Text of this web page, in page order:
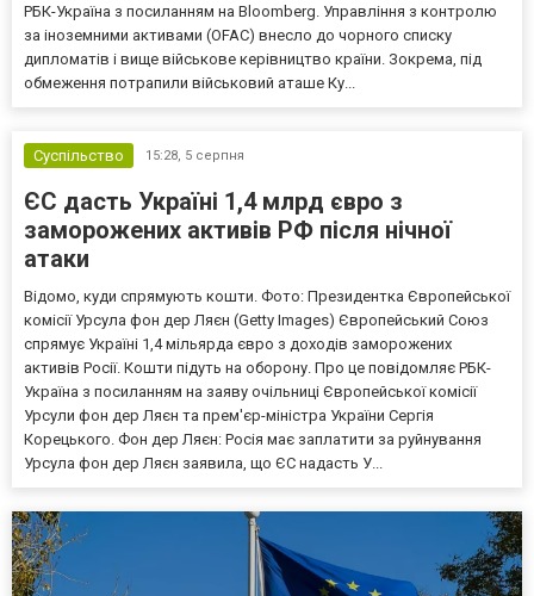
РБК-Україна з посиланням на Bloomberg. Управління з контролю
за іноземними активами (OFAC) внесло до чорного списку
дипломатів і вище військове керівництво країни. Зокрема, під
обмеження потрапили військовий аташе Ку...
Суспільство 15:28, 5 серпня
ЄС дасть Україні 1,4 млрд євро з
заморожених активів РФ після нічної
атаки
Відомо, куди спрямують кошти. Фото: Президентка Європейської
комісії Урсула фон дер Ляєн (Getty Images) Європейський Союз
спрямує Україні 1,4 мільярда євро з доходів заморожених
активів Росії. Кошти підуть на оборону. Про це повідомляє РБК-
Україна з посиланням на заяву очільниці Європейської комісії
Урсули фон дер Ляєн та прем'єр-міністра України Сергія
Корецького. Фон дер Ляєн: Росія має заплатити за руйнування
Урсула фон дер Ляєн заявила, що ЄС надасть У...